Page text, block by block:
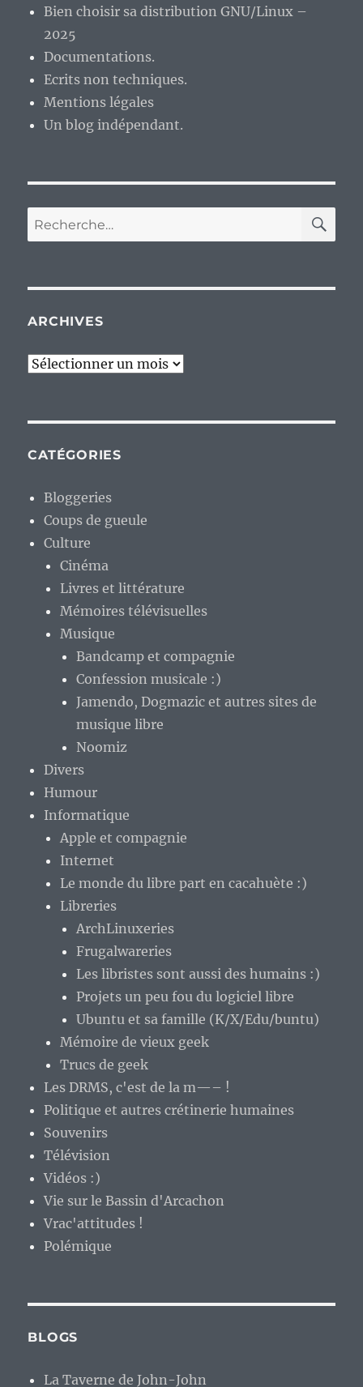
Bien choisir sa distribution GNU/Linux –
2025
Documentations.
Ecrits non techniques.
Mentions légales
Un blog indépendant.
Recherche
pour :
ARCHIVES
Archives
CATÉGORIES
Bloggeries
Coups de gueule
Culture
Cinéma
Livres et littérature
Mémoires télévisuelles
Musique
Bandcamp et compagnie
Confession musicale :)
Jamendo, Dogmazic et autres sites de
musique libre
Noomiz
Divers
Humour
Informatique
Apple et compagnie
Internet
Le monde du libre part en cacahuète :)
Libreries
ArchLinuxeries
Frugalwareries
Les libristes sont aussi des humains :)
Projets un peu fou du logiciel libre
Ubuntu et sa famille (K/X/Edu/buntu)
Mémoire de vieux geek
Trucs de geek
Les DRMS, c'est de la m—– !
Politique et autres crétinerie humaines
Souvenirs
Télévision
Vidéos :)
Vie sur le Bassin d'Arcachon
Vrac'attitudes !
Polémique
BLOGS
La Taverne de John-John